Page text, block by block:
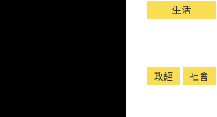
生活
政經 社會